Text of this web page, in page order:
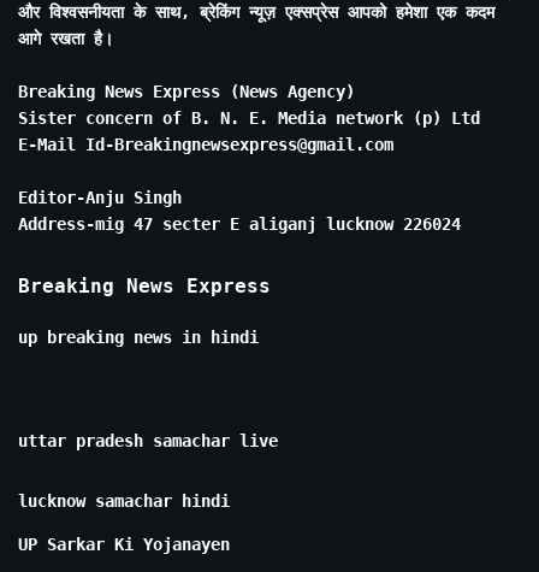
और विश्वसनीयता के साथ, ब्रेकिंग न्यूज़ एक्सप्रेस आपको हमेशा एक कदम
आगे रखता है।
Breaking News Express (News Agency)
Sister concern of B. N. E. Media network (p) Ltd
E-Mail Id-Breakingnewsexpress@gmail.com
Editor-Anju Singh
Address-mig 47 secter E aliganj lucknow 226024
Breaking News Express
up breaking news in hindi
uttar pradesh samachar live
lucknow samachar hindi
UP Sarkar Ki Yojanayen